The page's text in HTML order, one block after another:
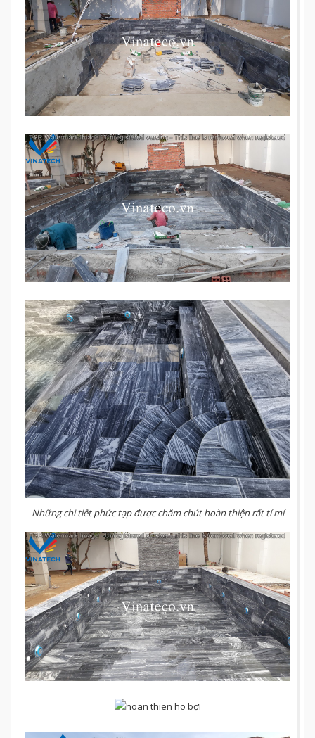
Những chi tiết phức tạp được chăm chút hoàn thiện rất tỉ mỉ